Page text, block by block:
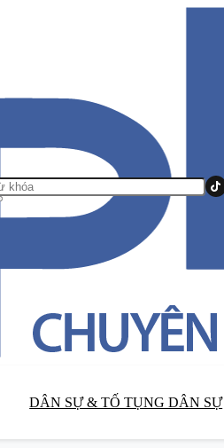
DÂN SỰ & TỐ TỤNG DÂN SỰ